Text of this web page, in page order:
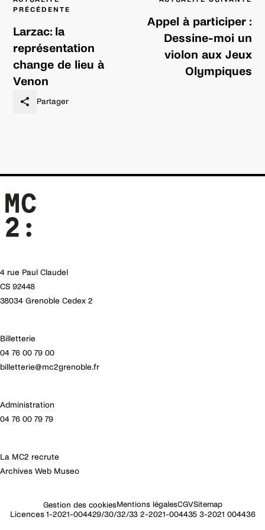
de
PRÉCÉDENTE
Larzac: la
représentation
change de lieu à
Venon
Appel à participer :
Dessine-moi un
violon aux Jeux
Olympiques
Partager
4 rue Paul Claudel
CS 92448
38034 Grenoble Cedex 2
Billetterie
04 76 00 79 00
billetterie@mc2grenoble.fr
Administration
04 76 00 79 79
La MC2 recrute
Archives Web Museo
Gestion des cookiesMentions légalesCGVSitemap
Licences 1-2021-004429/30/32/33 2-2021-004435 3-2021 004436